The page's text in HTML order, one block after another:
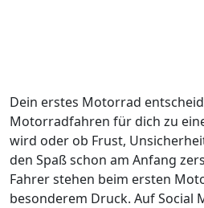
Dein erstes Motorrad
Motorradfahren für dich zu
wird oder ob Frust,
den Spaß schon am Anfang
Fahrer stehen beim ersten
besonderem Druck. Auf Social